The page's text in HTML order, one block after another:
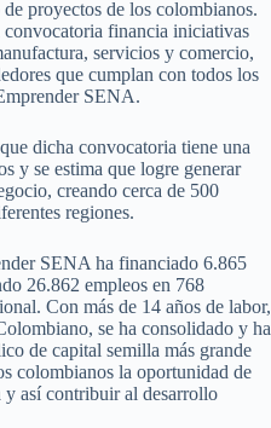
proyectos de los colombianos.
financia iniciativas
servicios y comercio,
que cumplan con todos los
SENA.
dicha convocatoria tiene una
y se estima que logre generar
creando cerca de 500
regiones.
SENA ha financiado 6.865
26.862 empleos en 768
Con más de 14 años de labor,
se ha consolidado y ha
de capital semilla más grande
colombianos la oportunidad de
y así contribuir al desarrollo